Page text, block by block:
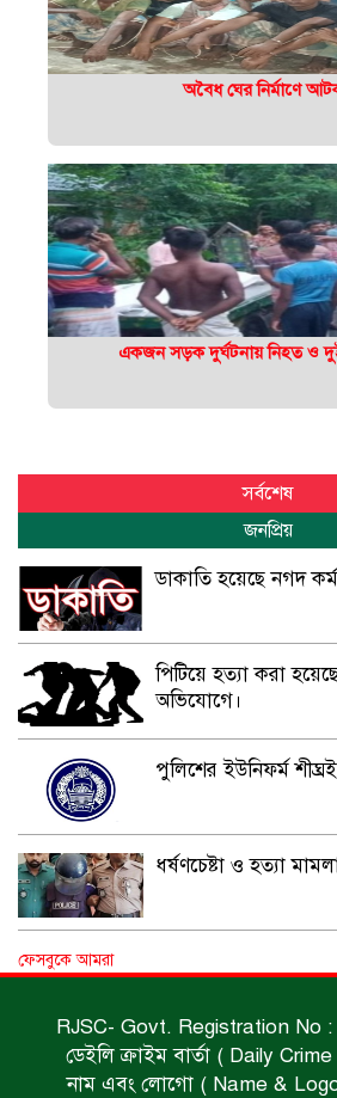
অবৈধ ঘের নির্মাণে
একজন সড়ক দুর্ঘটনায় নিহত ও
সর্বশেষ
জনপ্রিয়
ডাকাতি হয়েছে নগদ
পিটিয়ে হত্যা করা
অভিযোগে।
পুলিশের ইউনিফর্ম
ধর্ষণচেষ্টা ও হত্যা
সড়ক দুর্ঘটনায়
ফেসবুকে আমরা
RJSC- Govt. Registration No :
ডেইলি ক্রাইম বার্তা ( Daily
নাম এবং লোগো ( Name & Logo